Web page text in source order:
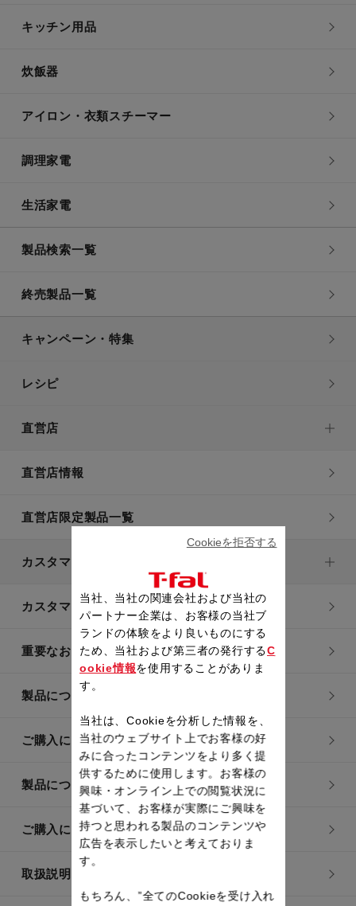
キッチン用品
炊飯器
アイロン・衣類スチーマー
調理家電
生活家電
製品検索一覧
終売製品一覧
キャンペーン・特集
レシピ
直営店
直営店情報
直営店限定製品一覧
カスタマーサービス
カスタマーサービストップ
重要なお知らせ
製品についてのよくあるご質問
ご購入についてのよくあるご質問
製品についてのお問い合わせ
ご購入についてのお問い合わせ
取扱説明書
当社、当社の関連会社および当社の
パートナー企業は、お客様の当社ブ
ランドの体験をより良いものにする
ため、当社および第三者の発行するC
ookie情報を使用することがありま
す。
当社は、Cookieを分析した情報を、
当社のウェブサイト上でお客様の好
みに合ったコンテンツをより多く提
供するために使用します。お客様の
興味・オンライン上での閲覧状況に
基づいて、お客様が実際にご興味を
持つと思われる製品のコンテンツや
広告を表示したいと考えておりま
す。
もちろん、”全てのCookieを受け入れ
Cookieを拒否する